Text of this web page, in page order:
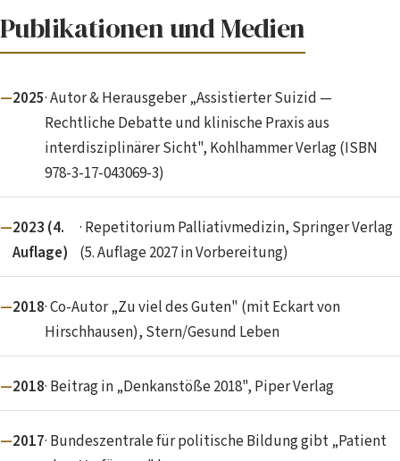
Publikationen und Medien
2025· Autor & Herausgeber „Assistierter Suizid —
Rechtliche Debatte und klinische Praxis aus
interdisziplinärer Sicht", Kohlhammer Verlag (ISBN
978-3-17-043069-3)
2023 (4.
Auflage)
· Repetitorium Palliativmedizin, Springer Verlag
(5. Auflage 2027 in Vorbereitung)
2018· Co-Autor „Zu viel des Guten" (mit Eckart von
Hirschhausen), Stern/Gesund Leben
2018· Beitrag in „Denkanstöße 2018", Piper Verlag
2017· Bundeszentrale für politische Bildung gibt „Patient